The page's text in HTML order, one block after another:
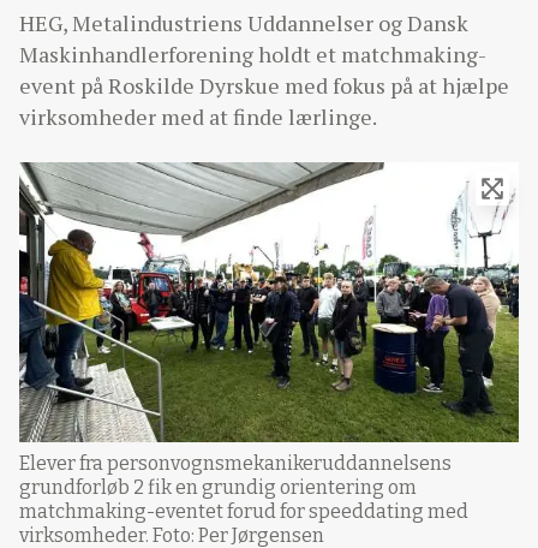
HEG, Metalindustriens Uddannelser og Dansk
Maskinhandlerforening holdt et matchmaking-
event på Roskilde Dyrskue med fokus på at hjælpe
virksomheder med at finde lærlinge.
Elever fra personvognsmekanikeruddannelsens
grundforløb 2 fik en grundig orientering om
matchmaking-eventet forud for speeddating med
virksomheder. Foto: Per Jørgensen